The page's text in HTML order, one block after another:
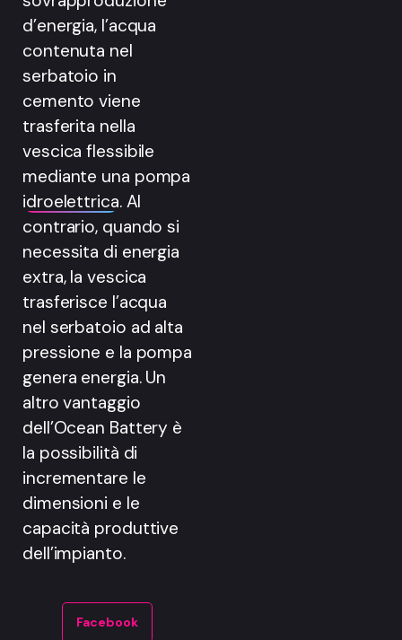
d’energia, l’acqua
contenuta nel
serbatoio in
cemento viene
trasferita nella
vescica flessibile
mediante una pompa
idroelettrica. Al
contrario, quando si
necessita di energia
extra, la vescica
trasferisce l’acqua
nel serbatoio ad alta
pressione e la pompa
genera energia. Un
altro vantaggio
dell’Ocean Battery è
la possibilità di
incrementare le
dimensioni e le
capacità produttive
dell’impianto.
Facebook